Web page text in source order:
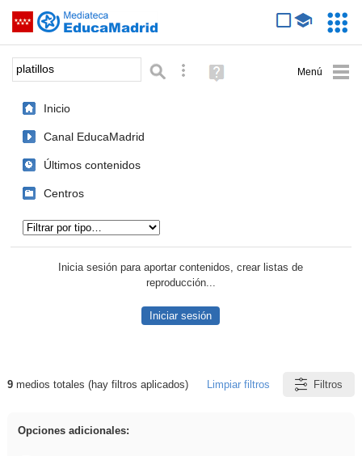
Saltar navegación
Palabra o frase: Búsqueda avanzada
Ayuda
(en
Inicio
Canal EducaMadrid
Últimos contenidos
Centros
Inicia sesión para aportar contenidos, crear listas de
reproducción...
Iniciar sesión
Resultados de: platillos
9medios totales (hay filtros aplicados) Limpiar filtros Filtros
Opciones adicionales: